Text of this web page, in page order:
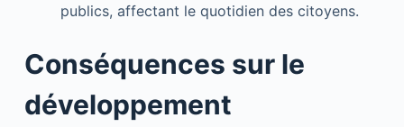
publics, affectant le quotidien des citoyens.
Conséquences sur le
développement